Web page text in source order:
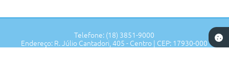
Telefone: (18) 3851-9000
Endereço: R. Júlio Cantadori, 405 - Centro | CEP: 17930-000